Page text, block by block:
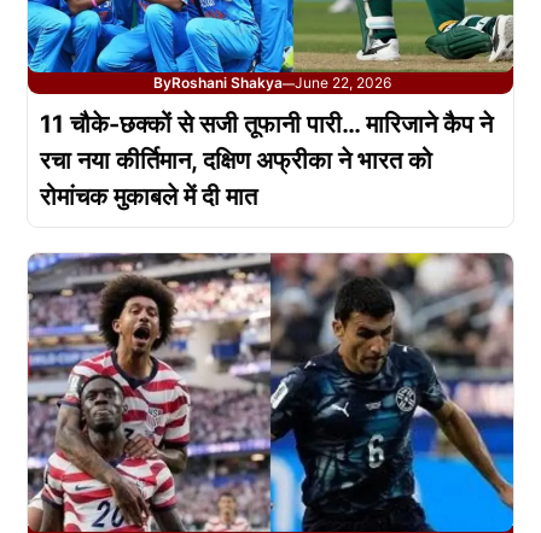
ByRoshani Shakya—June 22, 2026
11 चौके-छक्कों से सजी तूफानी पारी… मारिजाने कैप ने
रचा नया कीर्तिमान, दक्षिण अफ्रीका ने भारत को
रोमांचक मुकाबले में दी मात